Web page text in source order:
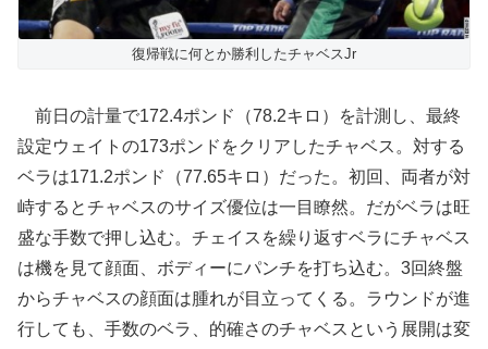
復帰戦に何とか勝利したチャベスJr
前日の計量で172.4ポンド（78.2キロ）を計測し、最終
設定ウェイトの173ポンドをクリアしたチャベス。対する
ベラは171.2ポンド（77.65キロ）だった。初回、両者が対
峙するとチャベスのサイズ優位は一目瞭然。だがベラは旺
盛な手数で押し込む。チェイスを繰り返すベラにチャベス
は機を見て顔面、ボディーにパンチを打ち込む。3回終盤
からチャベスの顔面は腫れが目立ってくる。ラウンドが進
行しても、手数のベラ、的確さのチャベスという展開は変